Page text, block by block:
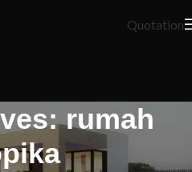
Quotation
rumah